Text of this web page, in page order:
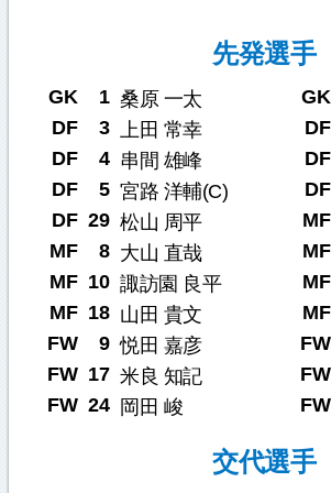
先発選手
GK 1 桑原 一太
DF
3 上田 常幸
DF
4 串間 雄峰
DF
5 宮路 洋輔(C)
DF 29 松山 周平
MF
8 大山 直哉
MF 10 諏訪園 良平
MF 18 山田 貴文
FW
9 悦田 嘉彦
FW 17 米良 知記
FW 24 岡田 峻
GK
DF
DF
DF
MF
MF
MF
MF
FW
FW
FW
交代選手